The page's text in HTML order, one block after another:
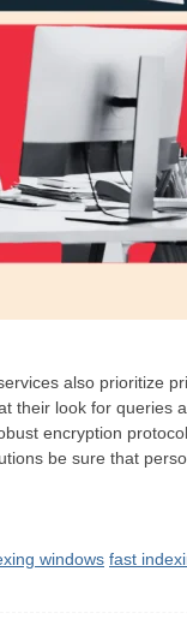
also prioritize
their look for queries
encryption
be sure that
windows fast